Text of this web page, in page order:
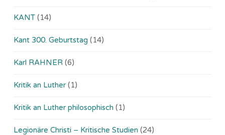
KANT (14)
Kant 300. Geburtstag (14)
Karl RAHNER (6)
Kritik an Luther (1)
Kritik an Luther philosophisch (1)
Legionäre Christi – Kritische Studien (24)